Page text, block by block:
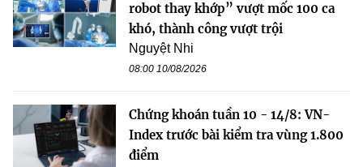
robot thay khớp” vượt mốc 100 ca
khó, thành công vượt trội
Nguyệt Nhi
08:00 10/08/2026
Chứng khoán tuần 10 - 14/8: VN-
Index trước bài kiểm tra vùng 1.800
điểm